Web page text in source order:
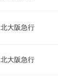
北大阪急行
北大阪急行